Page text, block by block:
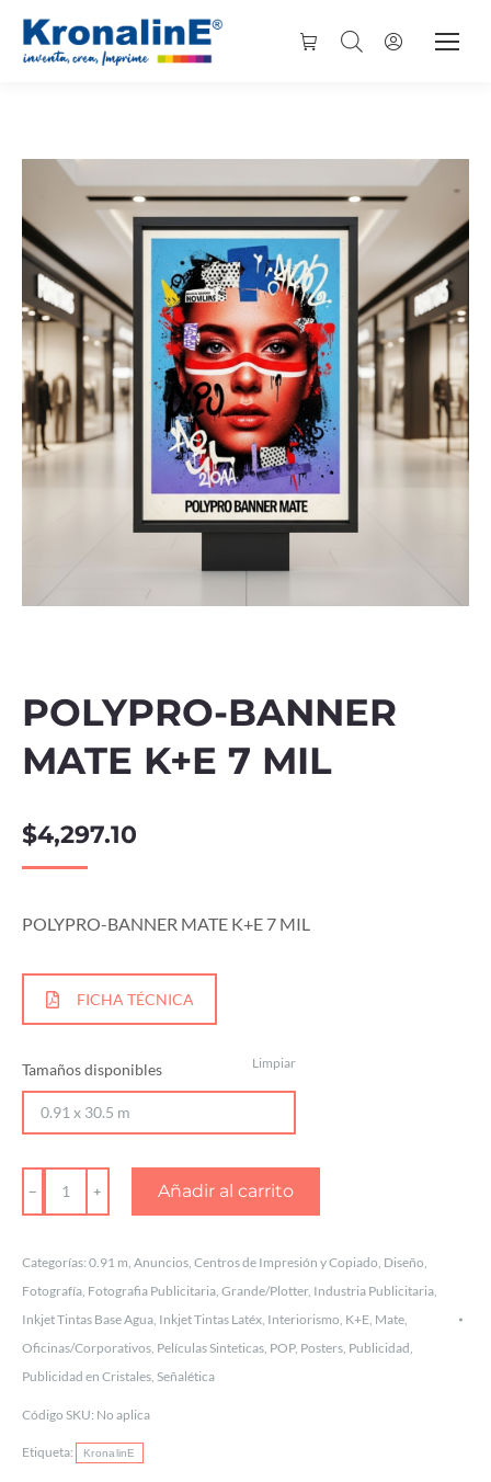
POLYPRO-BANNER
MATE K+E 7 MIL
$4,297.10
POLYPRO-BANNER MATE K+E 7 MIL
FICHA TÉCNICA
Tamaños disponibles Limpiar
POLYPRO-
BANNER
7
MIL
cantidad
Añadir al carrito
Categorías: 0.91 m, Anuncios, Centros de Impresión y Copiado, Diseño,
Fotografía, Fotografia Publicitaria, Grande/Plotter, Industria Publicitaria,
Inkjet Tintas Base Agua, Inkjet Tintas Latéx, Interiorismo, K+E, Mate,
Oficinas/Corporativos, Películas Sinteticas, POP, Posters, Publicidad,
Publicidad en Cristales, Señalética
Código SKU: No aplica
Etiqueta: KronalinE